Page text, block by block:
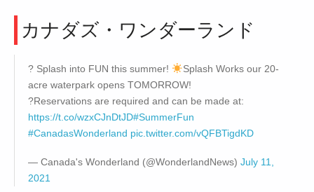
カナダズ・ワンダーランド
? Splash into FUN this summer!
Splash Works our 20-
acre waterpark opens TOMORROW!
?Reservations are required and can be made at:
https://t.co/wzxCJnDtJD#SummerFun
#CanadasWonderland pic.twitter.com/vQFBTigdKD
— Canada's Wonderland (@WonderlandNews) July 11,
2021